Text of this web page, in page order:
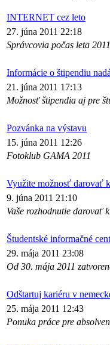
INTERNET cez leto
27. júna 2011 22:18
Správcovia počas leta 2011
Informácie o štipendiu
21. júna 2011 17:13
Možnosť štipendia aj pre
Pozvánka na výstavu
15. júna 2011 12:26
Fotoklub GAMA 2011
Využite možnosť darovať
9. júna 2011 21:10
Vaše rozhodnutie darovať
Študentské informačné
29. mája 2011 23:08
Od 30. mája 2011
Odštartuj kariéru v
25. mája 2011 12:43
Ponuka práce pre